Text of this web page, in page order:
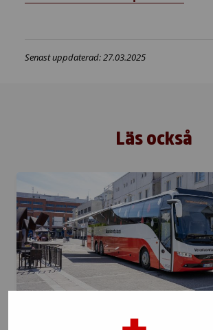
Senast uppdaterad: 27.03.2025
Läs också